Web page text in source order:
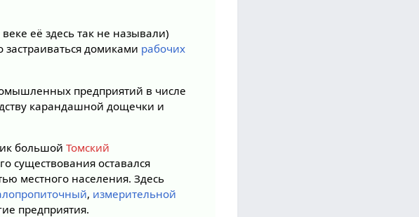
веке её здесь так не называли)
застраиваться домиками рабочих
предприятий в числе
карандашной дощечки и
большойТомский
существования оставался
местного населения. Здесь
, измерительной
предприятия.